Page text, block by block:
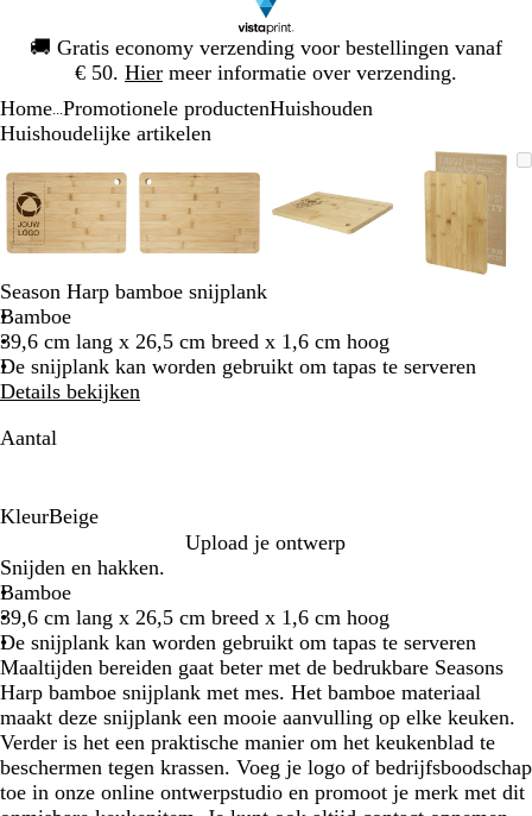
🚚 Gratis economy verzending voor bestellingen vanaf
€ 50. Hier meer informatie over verzending.
1
Home Promotionele productenHuishouden
Huishoudelijke artikelen
afbeelding
tot
minimum
om
uit
te
vouwen
plus-
en
mintoetsen
om
te
zoomen
en
pijltjestoetsen
om
te
afbeelding
tot
minimum
om
uit
vouwen
plus-
en
mintoetsen
om
te
zoomen
en
pijltjestoetsen
om
minimum
uit
te
en
mintoetsen
en
pijltjestoetsen
om
tot
Klik
om
uit
vouwen
plus-
en
om
1
van
Season Harp bamboe snijplank
Bamboe
39,6 cm lang x 26,5 cm breed x 1,6 cm hoog
De snijplank kan worden gebruikt om tapas te serveren
Details bekijken
Aantal
KleurBeige
e
i
g
e
Upload je ontwerp
Snijden en hakken.
Bamboe
39,6 cm lang x 26,5 cm breed x 1,6 cm hoog
De snijplank kan worden gebruikt om tapas te serveren
Maaltijden bereiden gaat beter met de bedrukbare Seasons
Harp bamboe snijplank met mes. Het bamboe materiaal
maakt deze snijplank een mooie aanvulling op elke keuken.
Verder is het een praktische manier om het keukenblad te
beschermen tegen krassen. Voeg je logo of bedrijfsboodschap
toe in onze online ontwerpstudio en promoot je merk met dit